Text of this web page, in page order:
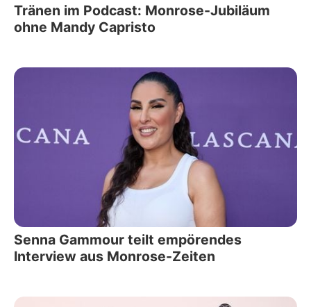
Tränen im Podcast: Monrose-Jubiläum
ohne Mandy Capristo
Senna Gammour teilt empörendes
Interview aus Monrose-Zeiten